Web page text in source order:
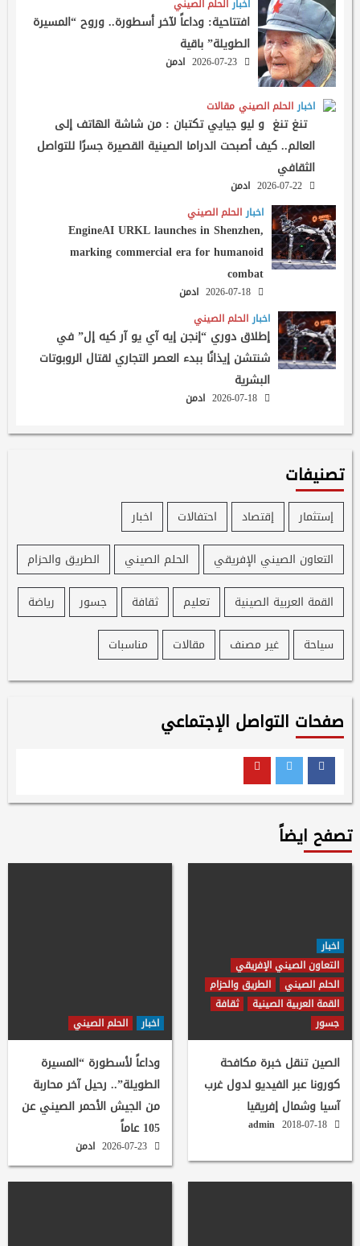
اخبار الحلم الصيني
افتتاحية: وداعاً لآخر أسطورة.. وروح “المسيرة
الطويلة” باقية
2026-07-23 ادمن
اخبار الحلم الصيني مقالات
تنغ تنغ و ليو جيايي تكتبان : من شاشة الهاتف إلى
العالم.. كيف أصبحت الدراما الصينية القصيرة جسرًا للتواصل
الثقافي
ادمن
اخبار الحلم الصيني
EngineAI URKL launches in Shenzhen,
marking commercial era for humanoid
combat
2026-07-18
ادمن
اخبار الحلم الصيني
إطلاق دوري “إنجن إيه آي يو آر كيه إل” في
شنتشن إيذانًا ببدء العصر التجاري لقتال الروبوتات
البشرية
ادمن
تصنيفات
إستثمار إقتصاد احتفالات
اخبار
التعاون الصيني الإفريقي
الحلم الصيني
الطريق والحزام
القمة العربية الصينية
تعليم ثقافة جسور
رياضة
سياحة
غير مصنف مقالات مناسبات
صفحات التواصل الإجتماعي
Facebook
Twitter
تصفح ايضاً
اخبار
التعاون الصيني الإفريقي
الحلم الصيني
الطريق والحزام
القمة العربية الصينية
ثقافة
جسور
الصين تنقل خبرة مكافحة
كورونا عبر الفيديو لدول غرب
آسيا وشمال إفريقيا
admin
اخبار الحلم الصيني
وداعاً لأسطورة “المسيرة
الطويلة”.. رحيل آخر محاربة
من الجيش الأحمر الصيني عن
105 عاماً
ادمن